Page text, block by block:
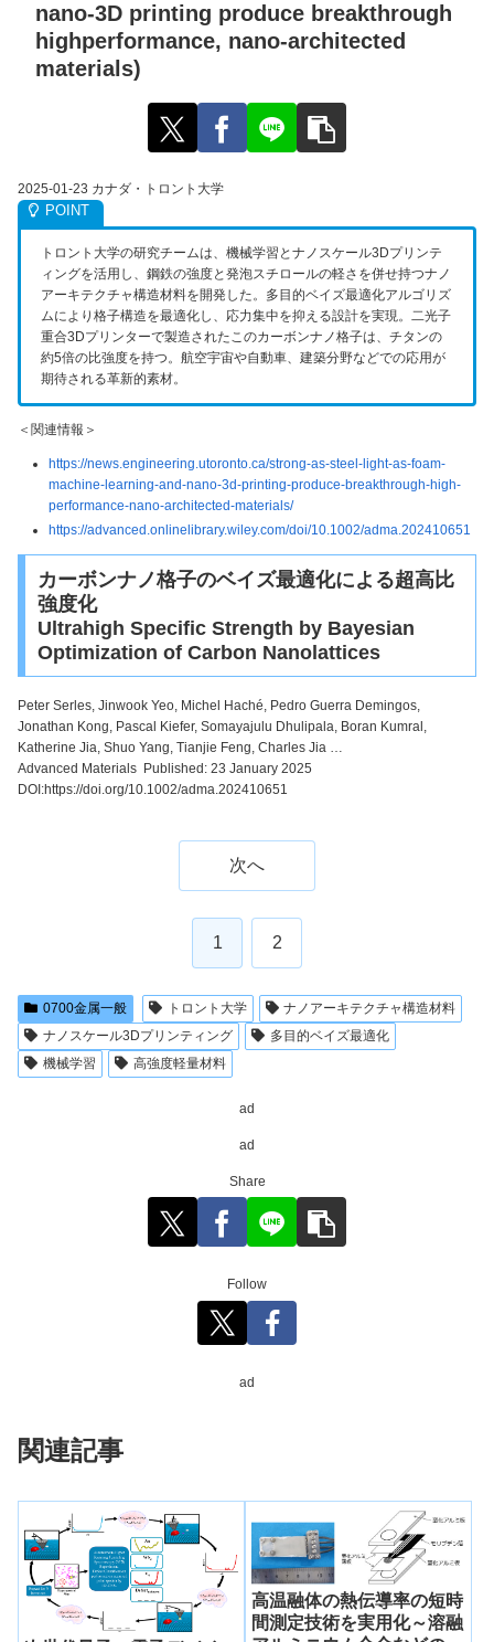
nano-3D printing produce breakthrough
highperformance, nano-architected
materials)
2025-01-23 カナダ・トロント大学
トロント大学の研究チームは、機械学習とナノスケール3Dプリンテ
ィングを活用し、鋼鉄の強度と発泡スチロールの軽さを併せ持つナノ
アーキテクチャ構造材料を開発した。多目的ベイズ最適化アルゴリズ
ムにより格子構造を最適化し、応力集中を抑える設計を実現。二光子
重合3Dプリンターで製造されたこのカーボンナノ格子は、チタンの
約5倍の比強度を持つ。航空宇宙や自動車、建築分野などでの応用が
期待される革新的素材。
＜関連情報＞
https://news.engineering.utoronto.ca/strong-as-steel-light-as-foam-
machine-learning-and-nano-3d-printing-produce-breakthrough-high-
performance-nano-architected-materials/
https://advanced.onlinelibrary.wiley.com/doi/10.1002/adma.202410651
カーボンナノ格子のベイズ最適化による超高比
強度化
Ultrahigh Specific Strength by Bayesian
Optimization of Carbon Nanolattices
Peter Serles , Jinwook Yeo, Michel Haché, Pedro Guerra Demingos,
Jonathan Kong, Pascal Kiefer, Somayajulu Dhulipala, Boran Kumral,
Katherine Jia, Shuo Yang, Tianjie Feng, Charles Jia …
Advanced Materials Published: 23 January 2025
DOI:https://doi.org/10.1002/adma.202410651
次へ
1 2
0700金属一般 トロント大学
ナノアーキテクチャ構造材料
ナノスケール3Dプリンティング
多目的ベイズ最適化
機械学習
高強度軽量材料
ad
ad
Share
Follow
ad
関連記事
高温融体の熱伝導率の短時
間測定技術を実用化～溶融